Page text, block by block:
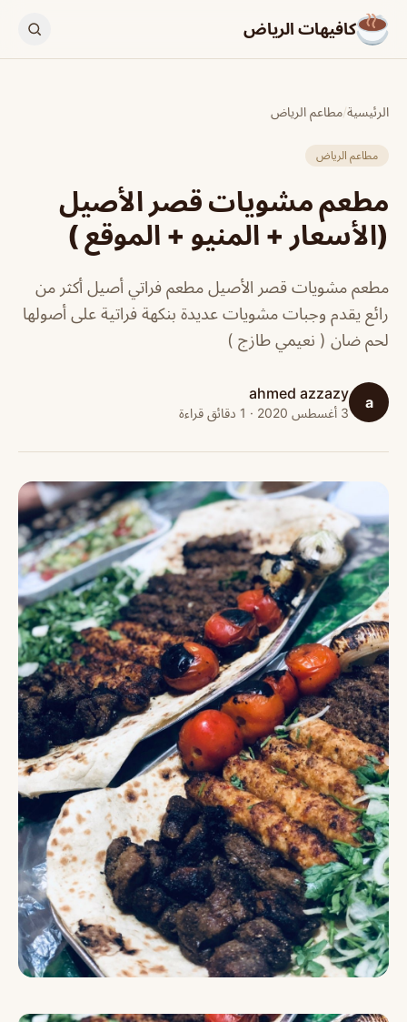
كافيهات الرياض
الرئيسية/مطاعم الرياض
مطاعم الرياض
مطعم مشويات قصر الأصيل
(الأسعار + المنيو + الموقع )
مطعم مشويات قصر الأصيل مطعم فراتي أصيل أكثر من
رائع يقدم وجبات مشويات عديدة بنكهة فراتية على أصولها
لحم ضان ( نعيمي طازج )
a
ahmed azzazy
3 أغسطس 2020 · 1 دقائق قراءة